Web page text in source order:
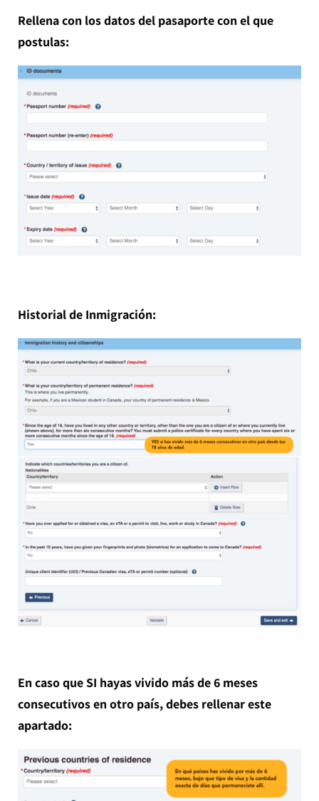
Rellena con los datos del pasaporte con el que
postulas:
Historial de Inmigración:
En caso que SI hayas vivido más de 6 meses
consecutivos en otro país, debes rellenar este
apartado: